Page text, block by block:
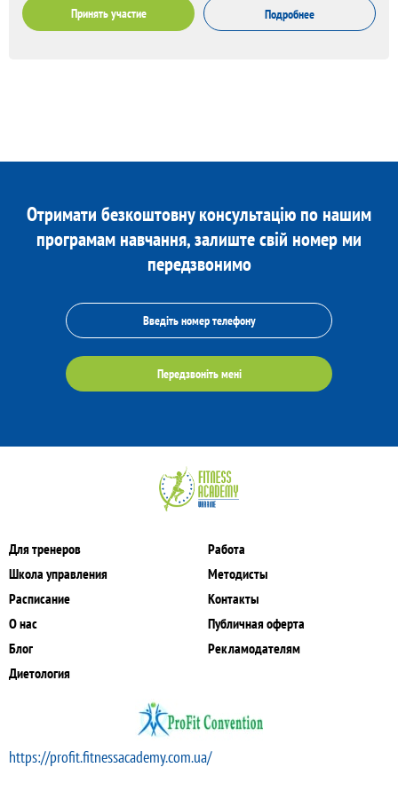
Принять участие Подробнее
Отримати безкоштовну консультацію по нашим
програмам навчання, залиште свій номер ми
передзвонимо
Передзвоніть мені
Для тренеров
Школа управления
Расписание
О нас
Блог
Диетология
Работа
Методисты
Контакты
Публичная оферта
Рекламодателям
https://profit.fitnessacademy.com.ua/